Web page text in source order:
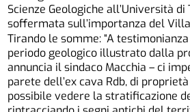
Scienze Geologiche all’Università di
soffermata sull’importanza del
Tirando le somme: “A
periodo geologico illustrato dalla
annuncia il sindaco Macchia – ci
parete dell’ex cava Rdb, di
possibile vedere la stratificazione